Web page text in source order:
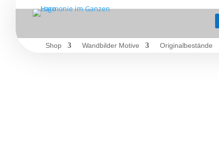
Shop Wandbilder Motive Originalbestände